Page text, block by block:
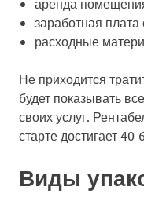
заработная плата
расходные
Не приходится
будет показывать
своих услуг.
старте достигает 40-
Виды